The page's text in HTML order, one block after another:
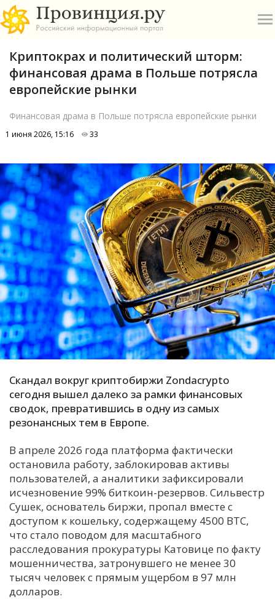
Б
В
Е
И
К
М
Н
П
Р
С
Т
Х
Ч
Я
Криптокрах и политический шторм:
финансовая драма в Польше потрясла
европейские рынки
Финансовая драма в Польше потрясла европейские рынки
1 июня 2026, 15:16 33
Скандал вокруг криптобиржи Zondacrypto
сегодня вышел далеко за рамки финансовых
сводок, превратившись в одну из самых
резонансных тем в Европе.
В апреле 2026 года платформа фактически
остановила работу, заблокировав активы
пользователей, а аналитики зафиксировали
исчезновение 99% биткоин-резервов. Сильвестр
Сушек, основатель биржи, пропал вместе с
доступом к кошельку, содержащему 4500 BTC,
что стало поводом для масштабного
расследования прокуратуры Катовице по факту
мошенничества, затронувшего не менее 30
тысяч человек с прямым ущербом в 97 млн
долларов.